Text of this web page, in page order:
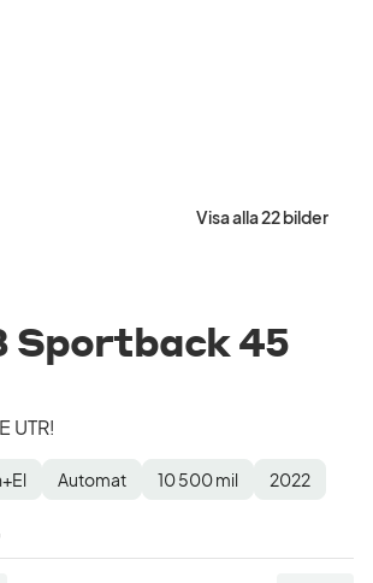
Visa alla 22 bilder
Sportback 45
UTR!
Automat 10 500mil 2022